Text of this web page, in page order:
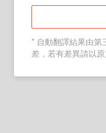
* 自動翻譯結果由第
差，若有差異請以原